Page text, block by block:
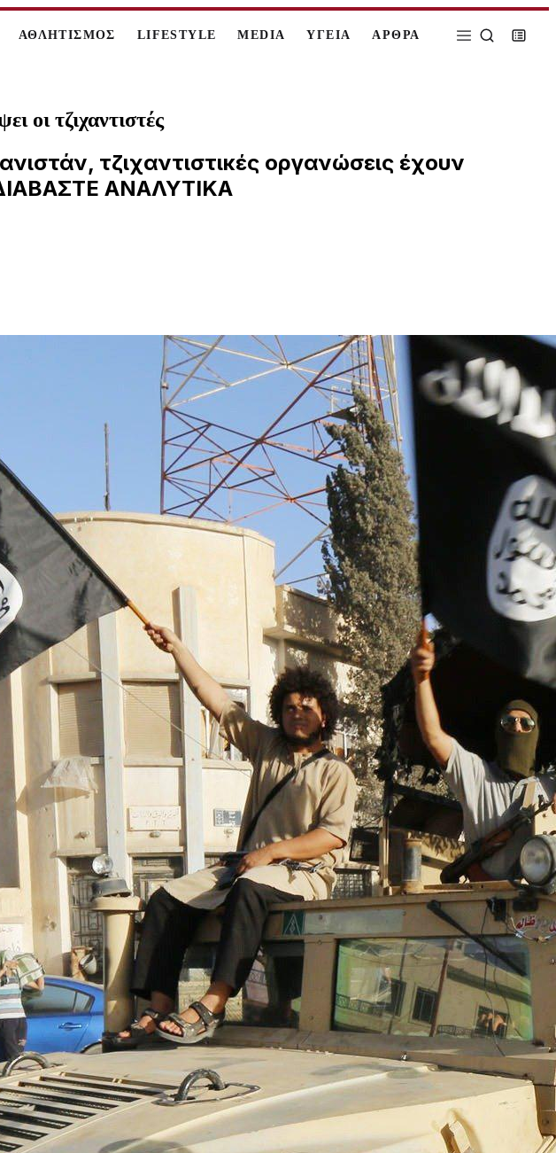
ΑΘΛΗΤΙΣΜΟΣ LIFESTYLE MEDIA ΥΓΕΙΑ ΑΡΘΡΑ
οι τζιχαντιστές
τζιχαντιστικές οργανώσεις έχουν
ΔΙΑΒΑΣΤΕ ΑΝΑΛΥΤΙΚΑ